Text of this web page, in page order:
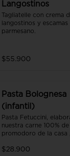
Langostinos
Tagliatelle con crema
langostinos y escamas
parmesano.
$55.900
Pasta Bolognesa
(infantil)
Pasta Fetuccini,
nuestra carne 100% de
promodoro de la casa
parmesano.
$28.900